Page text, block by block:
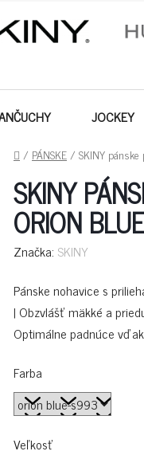
JOCKEY
DOMOV
/ PÁNSKE/ SKINY
SKINY
ORION
Značka: SKINY
Pánske nohavice s
| Obzvlášť mäkké a
Optimálne padnúce
Farba
Veľkosť